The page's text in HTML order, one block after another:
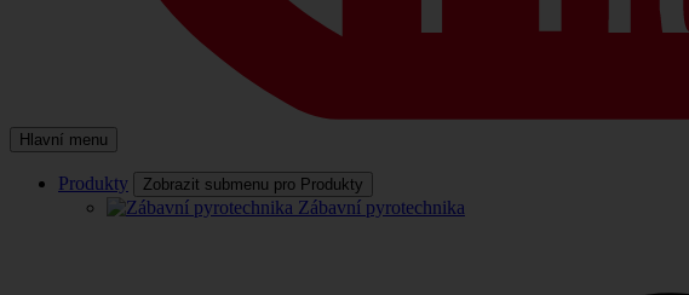
Hlavní menu
Produkty Zobrazit submenu pro Produkty
Zábavní pyrotechnika